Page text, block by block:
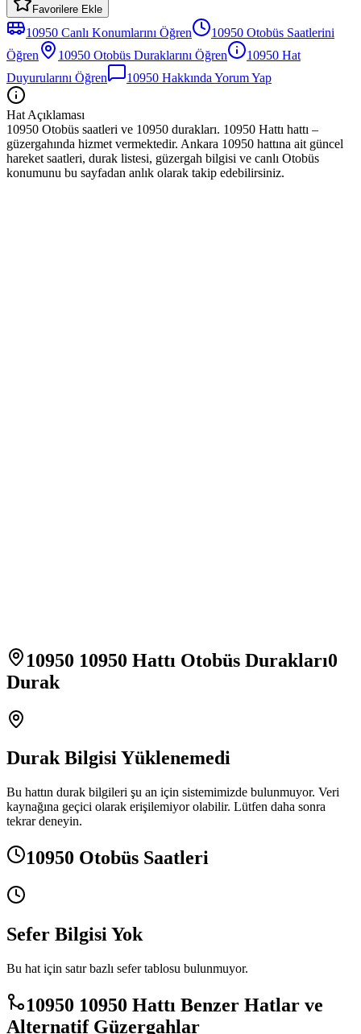
Favorilere Ekle
10950 Canlı Konumlarını Öğren 10950 Otobüs Saatlerini
Öğren
10950 Otobüs Duraklarını Öğren 10950 Hat
Duyurularını Öğren
10950 Hakkında Yorum Yap
Hat Açıklaması
10950 Otobüs saatleri ve 10950 durakları. 10950 Hattı hattı –
güzergahında hizmet vermektedir. Ankara 10950 hattına ait güncel
hareket saatleri, durak listesi, güzergah bilgisi ve canlı Otobüs
konumunu bu sayfadan anlık olarak takip edebilirsiniz.
10950 10950 Hattı Otobüs Durakları0
Durak
Durak Bilgisi Yüklenemedi
Bu hattın durak bilgileri şu an için sistemimizde bulunmuyor. Veri
kaynağına geçici olarak erişilemiyor olabilir. Lütfen daha sonra
tekrar deneyin.
10950 Otobüs Saatleri
Sefer Bilgisi Yok
Bu hat için satır bazlı sefer tablosu bulunmuyor.
10950 10950 Hattı Benzer Hatlar ve
Alternatif Güzergahlar